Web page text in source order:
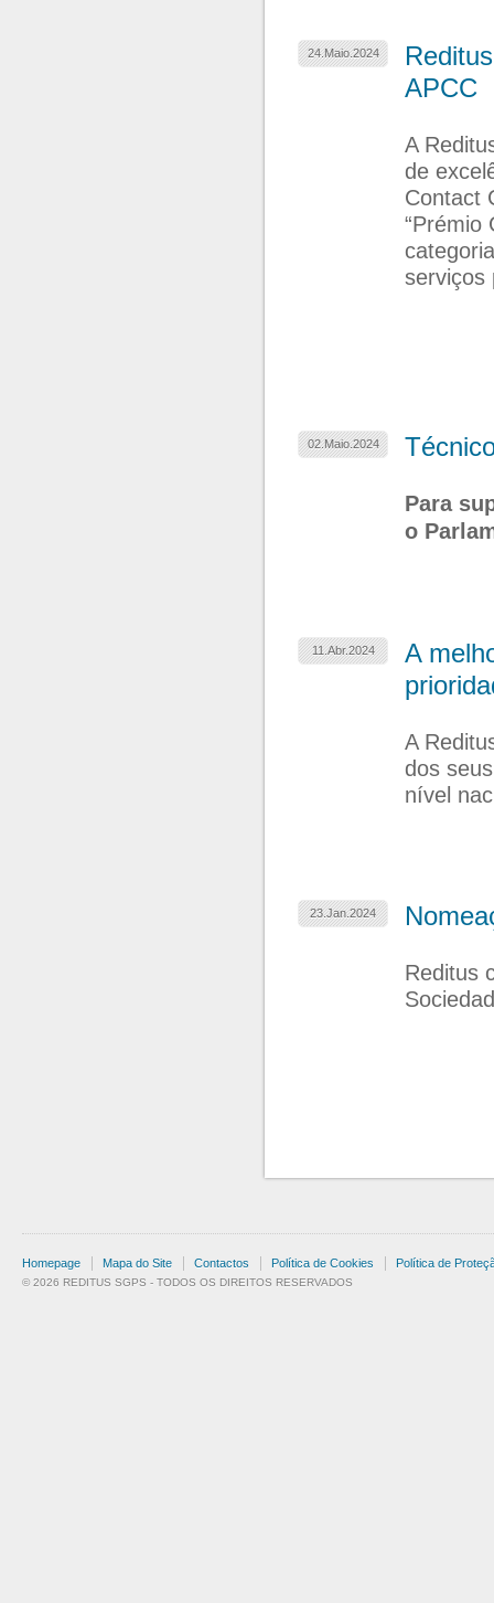
24.Maio.2024
APCC
A
de
Contact
“Prémio
serviços
02.Maio.2024
Para
o
11.Abr.2024
A
A
dos
nível
23.Jan.2024
Reditus
Homepage Mapa do Site Contactos Política de Cookies Política de
© 2026 REDITUS SGPS - TODOS OS DIREITOS RESERVADOS